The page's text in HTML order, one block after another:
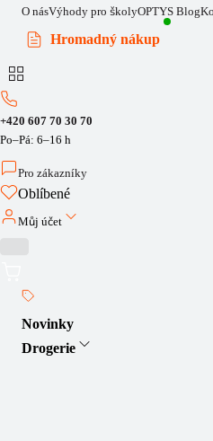
O násVýhody pro školyOPTYS Blog
Hromadný nákup
+420 607 70 30 70
Po–Pá: 6–16 h
Pro zákazníky
Oblíbené
Můj účet
Novinky
Drogerie